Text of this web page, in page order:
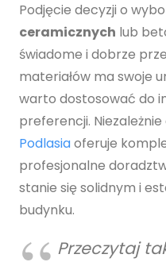
Podjęcie decyzji o
ceramicznych lub
świadome i dobrze
materiałów ma swoje
warto dostosować do
preferencji.
Podlasiaoferuje
profesjonalne
stanie się solidnym i
budynku.
Przeczytaj